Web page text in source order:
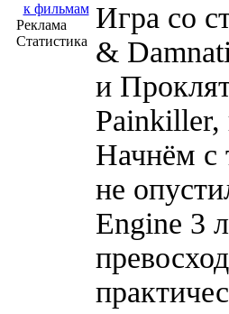
Реклама
Статистика
Игра со
&
и
Painkiller,
Начнём с
не
Enginе 3